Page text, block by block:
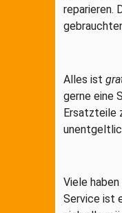
reparieren.
Alles ist
gerne eine
Ersatzteile
Viele
Service ist